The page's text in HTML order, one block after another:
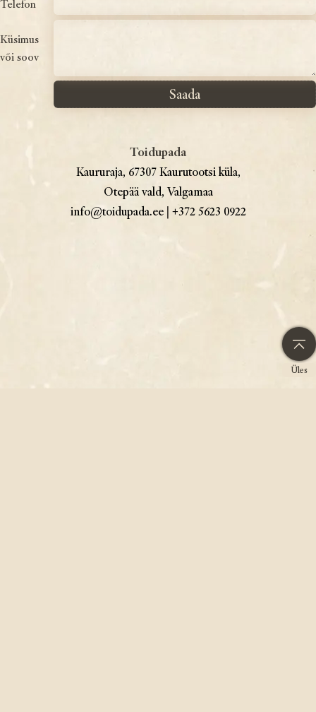
Telefon
Küsimus
või soov
Toidupada
Kaururaja, 67307 Kaurutootsi küla,
Otepää vald, Valgamaa
info@toidupada.ee| +372 5623 0922
Üles